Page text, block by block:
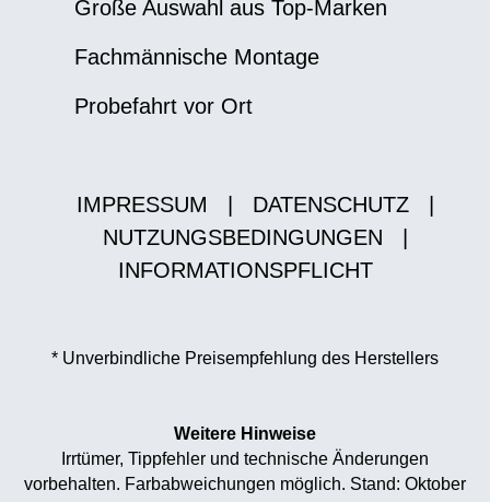
Große Auswahl aus Top-Marken
Fachmännische Montage
Probefahrt vor Ort
IMPRESSUM DATENSCHUTZ
NUTZUNGSBEDINGUNGEN
INFORMATIONSPFLICHT
* Unverbindliche Preisempfehlung des Herstellers
Weitere Hinweise
Irrtümer, Tippfehler und technische Änderungen
vorbehalten. Farbabweichungen möglich. Stand: Oktober